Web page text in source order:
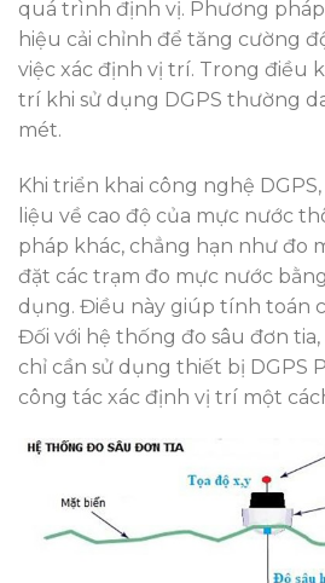
quá trình định vị. Phương
hiệu cải chỉnh để tăng cường
việc xác định vị trí. Trong điều
trí khi sử dụng DGPS thường
mét.
Khi triển khai công nghệ
liệu về cao độ của mực nước
pháp khác, chẳng hạn như đo
đặt các trạm đo mực nước
dụng. Điều này giúp tính toán
Đối với hệ thống đo sâu đơn
chỉ cần sử dụng thiết bị DGPS
công tác xác định vị trí một